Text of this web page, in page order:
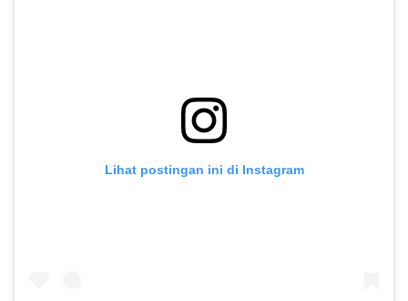
Lihat postingan ini di Instagram